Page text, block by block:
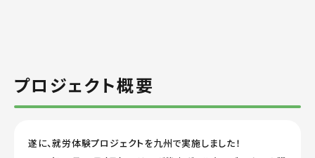
プロジェクト概要
遂に、就労体験プロジェクトを九州で実施しました！